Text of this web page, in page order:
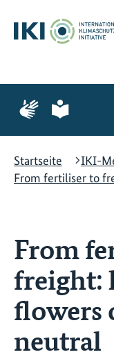
Hauptinhalt
springen
Suche
springen
Hauptnavigation
springen
Zur
Seite
Gebärdensprache
Zur
Seite
leichte
Startseite
IKI-
From fertiliser to
From
freight:
flowers
neutral